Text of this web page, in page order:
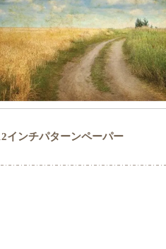
ンチパターンペーパー